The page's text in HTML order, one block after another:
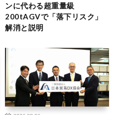
ンに代わる超重量級
200tAGVで「落下リスク」
解消と説明